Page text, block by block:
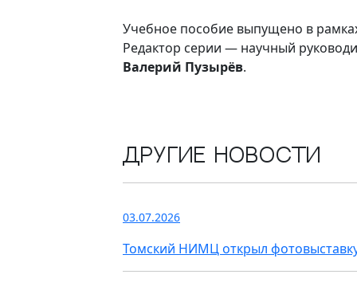
Учебное пособие выпущено в
Редактор серии — научный
Валерий Пузырёв.
Другие новости
03.07.2026
Томский НИМЦ открыл